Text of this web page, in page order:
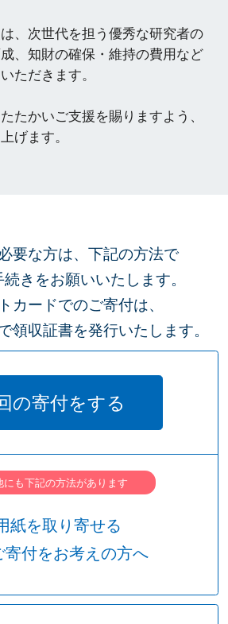
、次世代を担う優秀な研究者の
、知財の確保・維持の費用など
ただきます。
たかいご支援を賜りますよう、
げます。
要な方は、下記の方法で
きをお願いいたします。
カードでのご寄付は、
領収証書を発行いたします。
の寄付をする
にも下記の方法があります
紙を取り寄せる
寄付をお考えの方へ